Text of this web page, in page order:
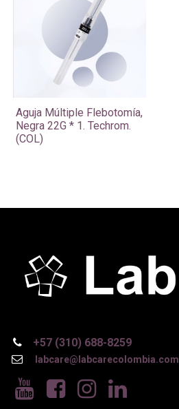
Aguja Múltiple Flebotomía,
Negra 22G * 1. Techrom.
(COL)
+57 (310) 688-8259
labcare@labcarecolombia.com